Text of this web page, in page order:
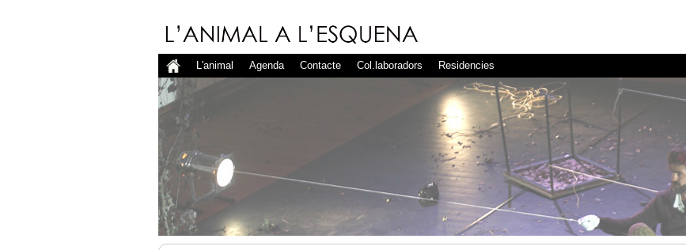
L'animal Agenda Contacte Col.laboradors Residencies